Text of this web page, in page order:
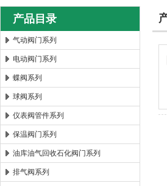
郑州森玛自控阀门有限公
产品目录
气动阀门系列
电动阀门系列
蝶阀系列
球阀系列
仪表阀管件系列
保温阀门系列
油库油气回收石化阀门系列
排气阀系列